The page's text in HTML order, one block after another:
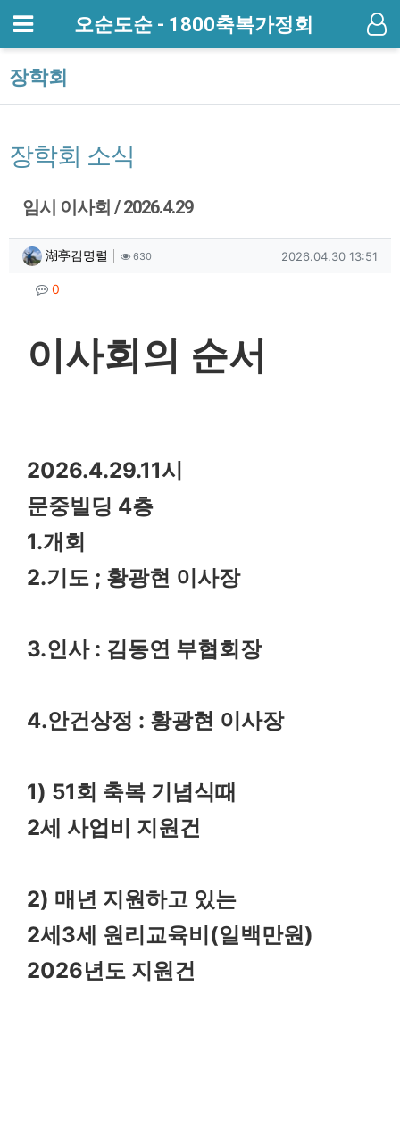
메뉴 오순도순 - 1800축복가정회
장학회
장학회 소식
임시 이사회 / 2026.4.29
작성자 정보
湖亭김명렬 작성630조회 작성일
2026.04.30 13:51
컨텐츠 정보
0
이사회의 순서
2026.4.29.11시
문중빌딩 4층
1.개회
2.기도 ; 황광현 이사장
3.인사 : 김동연 부협회장
4.안건상정 : 황광현 이사장
1) 51회 축복 기념식때
2세 사업비 지원건
2) 매년 지원하고 있는
2세 3세 원리교육비 (일백만원 )
2026년도 지원건